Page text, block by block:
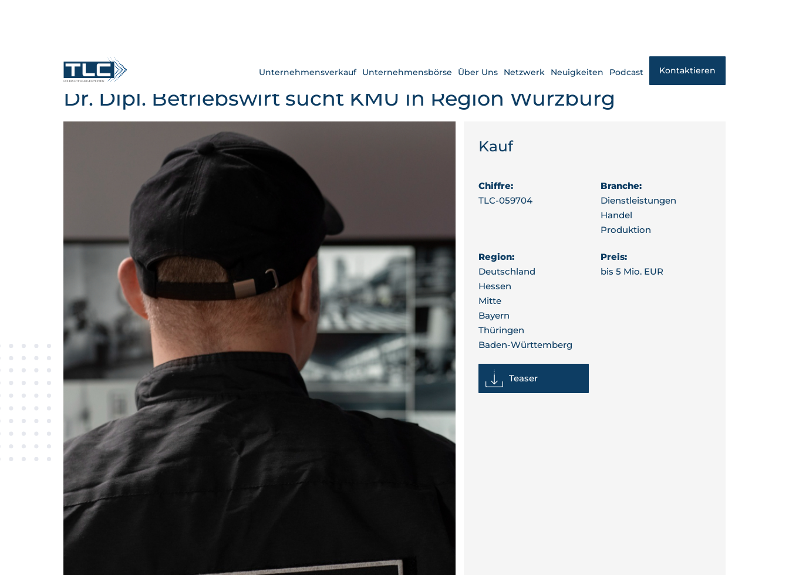
Unternehmensverkauf Unternehmensbörse Über Uns Netzwerk Neuigkeiten Podcast Kontaktieren
Dr. Dipl. Betriebswirt sucht KMU in Region Würzburg
Kauf
Chiffre:
TLC-059704
Branche:
Dienstleistungen
Handel
Produktion
Region:
Deutschland
Hessen
Mitte
Bayern
Thüringen
Baden-Württemberg
Preis:
bis 5 Mio. EUR
Teaser